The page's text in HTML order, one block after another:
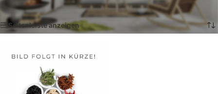
Einzelnes Ergebnis wird angezeigt
Seitenleiste anzeigen